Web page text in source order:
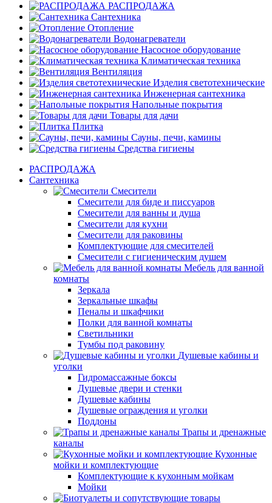
РАСПРОДАЖА
Сантехника
Отопление
Водонагреватели
Насосное оборудование
Климатическая техника
Вентиляция
Изделия светотехнические
Инженерная сантехника
Напольные покрытия
Товары для дачи
Плитка
Сауны, печи, камины
Средства гигиены
РАСПРОДАЖА
Сантехника
Смесители
Смесители для биде и писсуаров
Смесители для ванны и душа
Смесители для кухни
Смесители для раковины
Комплектующие для смесителей
Смесители с гигиеническим душем
Мебель для ванной
комнаты
Зеркала
Зеркальные шкафы
Пеналы и шкафчики
Полки для ванной комнаты
Светильники
Тумбы под раковину
Душевые кабины и
уголки
Гидромассажные боксы
Душевые двери и стенки
Душевые кабины
Душевые ограждения и уголки
Поддоны
Трапы и дренажные
каналы
Кухонные
мойки и комплектующие
Комплектующие к кухонным мойкам
Мойки